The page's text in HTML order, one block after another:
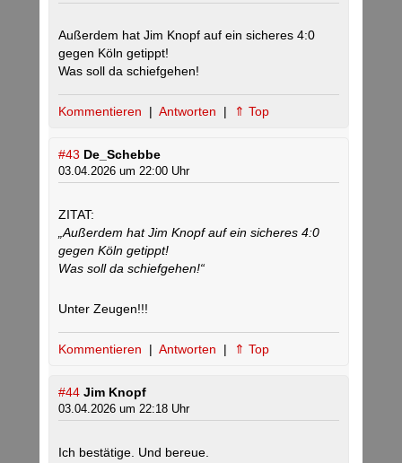
Außerdem hat Jim Knopf auf ein sicheres 4:0
gegen Köln getippt!
Was soll da schiefgehen!
Kommentieren | Antworten | ⇑ Top
#43 De_Schebbe
03.04.2026 um 22:00 Uhr
ZITAT:
„Außerdem hat Jim Knopf auf ein sicheres 4:0
gegen Köln getippt!
Was soll da schiefgehen!“
Unter Zeugen!!!
Kommentieren | Antworten | ⇑ Top
#44 Jim Knopf
03.04.2026 um 22:18 Uhr
Ich bestätige. Und bereue.